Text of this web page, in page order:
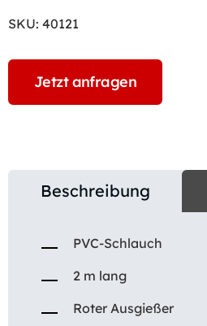
SKU: 40121
Jetzt anfragen
Beschreibung
PVC-Schlauch
2 m lang
Roter Ausgießer